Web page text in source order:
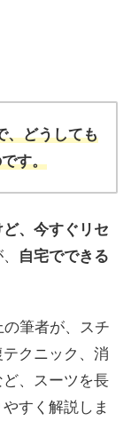
、どうしても
す。
ど、今すぐリセ
自宅でできる
筆者が、スチ
クニック、消
、スーツを長
すく解説しま